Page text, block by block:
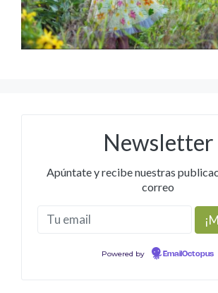
Newsletter
Apúntate y recibe nuestras
correo
Powered by EmailOctopus